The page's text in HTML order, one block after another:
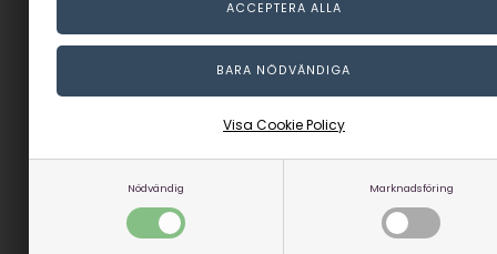
Nödvändig Marknadsföring
Visa Cookie Policy
Hyvelbänk Ramia Kid´s
Beställningsvara
(inkl. moms)
GÅ TILL VARAN